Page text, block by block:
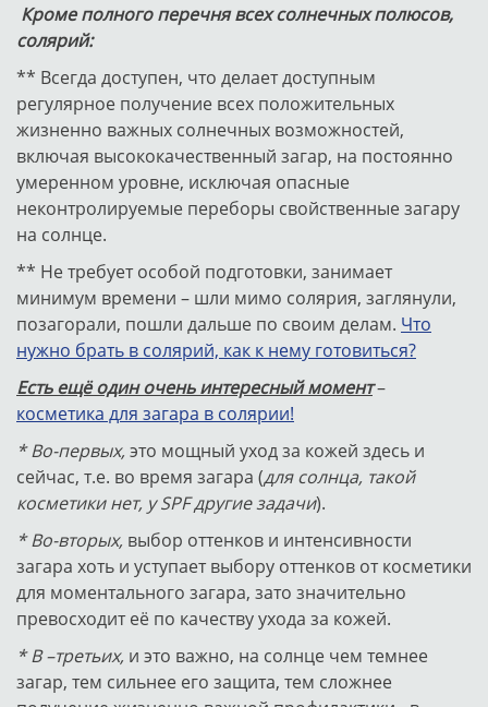
Кроме полного перечня всех солнечных полюсов,
солярий:
** Всегда доступен, что делает доступным
регулярное получение всех положительных
жизненно важных солнечных возможностей,
включая высококачественный загар, на постоянно
умеренном уровне, исключая опасные
неконтролируемые переборы свойственные загару
на солнце.
** Не требует особой подготовки, занимает
минимум времени – шли мимо солярия, заглянули,
позагорали, пошли дальше по своим делам. Что
нужно брать в солярий, как к нему готовиться?
Есть ещё один очень интересный момент–
косметика для загара в солярии!
* Во-первых, это мощный уход за кожей здесь и
сейчас, т.е. во время загара (для солнца, такой
косметики нет, у SPF другие задачи).
* Во-вторых, выбор оттенков и интенсивности
загара хоть и уступает выбору оттенков от косметики
для моментального загара, зато значительно
превосходит её по качеству ухода за кожей.
* В –третьих, и это важно, на солнце чем темнее
загар, тем сильнее его защита, тем сложнее